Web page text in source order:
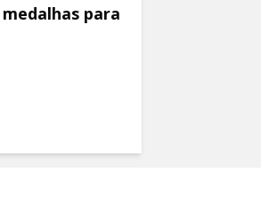
para